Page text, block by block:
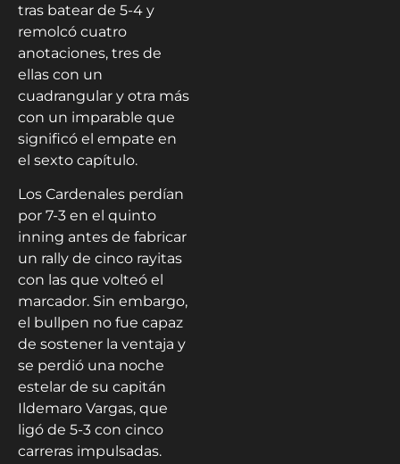
tras batear de 5-4 y
remolcó cuatro
anotaciones, tres de
ellas con un
cuadrangular y otra más
con un imparable que
significó el empate en
el sexto capítulo.
Los Cardenales perdían
por 7-3 en el quinto
inning antes de fabricar
un rally de cinco rayitas
con las que volteó el
marcador. Sin embargo,
el bullpen no fue capaz
de sostener la ventaja y
se perdió una noche
estelar de su capitán
Ildemaro Vargas, que
ligó de 5-3 con cinco
carreras impulsadas.